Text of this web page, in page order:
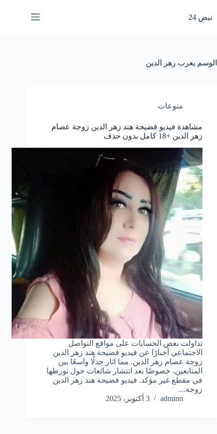
المحتوى
نبض 24
الوسم يعرب زهر الدين
منوعات
مشاهدة فيديو فضيحة هند زهر الدين زوجة عصام
زهر الدين +18 كامل بدون حذف
تداولت بعض الحسابات على مواقع التواصل
الاجتماعي أخبارًا عن فيديو فضيحة هند زهر الدين
زوجة عصام زهر الدين. مما اثار جدلًا واسعًا بين
المتابعين، خصوصًا بعد انتشار شائعات حول تورطها
في مقطع غير مؤكد. فيديو فضيحة هند زهر الدين
زوجة…
adminn
3 أكتوبر، 2025